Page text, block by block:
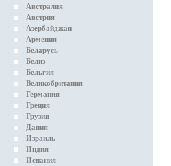
Австралия
Австрия
Азербайджан
Армения
Беларусь
Белиз
Бельгия
Великобритания
Германия
Греция
Грузия
Дания
Израиль
Индия
Испания